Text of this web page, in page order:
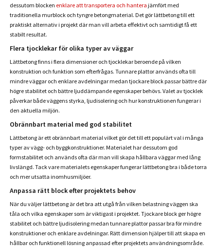
dessutom blocken enklare att transportera och hantera jämfört med
traditionella murblock och tyngre betongmaterial. Det gör lättbetong till ett
praktiskt alternativ i projekt där man vill arbeta effektivt och samtidigt få ett
stabilt resultat.
Flera tjocklekar för olika typer av väggar
Lättbetong finns i flera dimensioner och tjocklekar beroende på vilken
konstruktion och funktion som efterfrågas. Tunnare plattor används ofta till
mindre väggar och enklare avdelningar medan tjockare block passar bättre där
högre stabilitet och bättre ljuddämpande egenskaper behövs. Valet av tjocklek
påverkar både väggens styrka, ljudisolering och hur konstruktionen fungerar i
den aktuella miljön.
Obrännbart material med god stabilitet
Lättbetong är ett obrännbart material vilket gör det till ett populärt val i många
typer av vägg- och byggkonstruktioner. Materialet har dessutom god
formstabilitet och används ofta där man vill skapa hållbara väggar med lång
livslängd. Tack vare materialets egenskaper fungerar lättbetong bra i både torra
och mer utsatta inomhusmiljöer.
Anpassa rätt block efter projektets behov
När du väljer lättbetong är det bra att utgå från vilken belastning väggen ska
tåla och vilka egenskaper som är viktigast i projektet. Tjockare block ger högre
stabilitet och bättre ljudisolering medan tunnare plattor passar bra för mindre
konstruktioner och enklare avdelningar. Rätt dimension hjälper till att skapa en
hållbar och funktionell lösning anpassad efter projektets användningsområde.